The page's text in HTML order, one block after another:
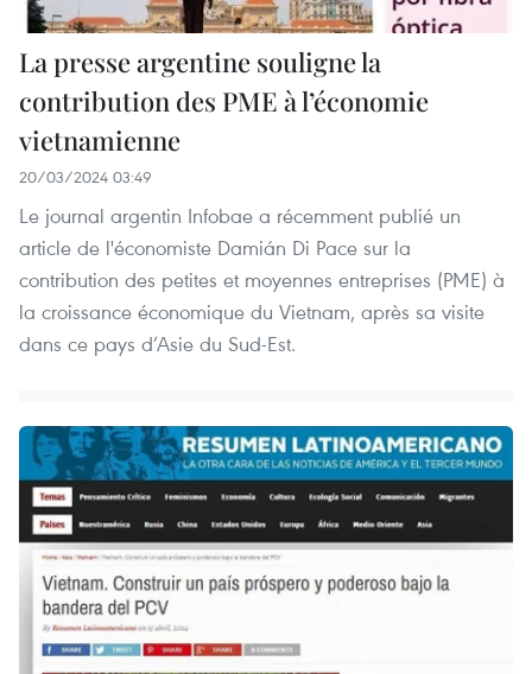
La presse argentine souligne la
contribution des PME à l’économie
vietnamienne
20/03/2024 03:49
Le journal argentin Infobae a récemment publié un
article de l'économiste Damián Di Pace sur la
contribution des petites et moyennes entreprises (PME) à
la croissance économique du Vietnam, après sa visite
dans ce pays d’Asie du Sud-Est.